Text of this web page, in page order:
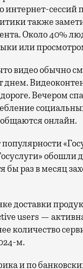
интернет-
также
Около 40%
или
видео обычно
днем.
Вечером
онлайн.
бы раз в месяц
доставки
users —
количество
м.
и по